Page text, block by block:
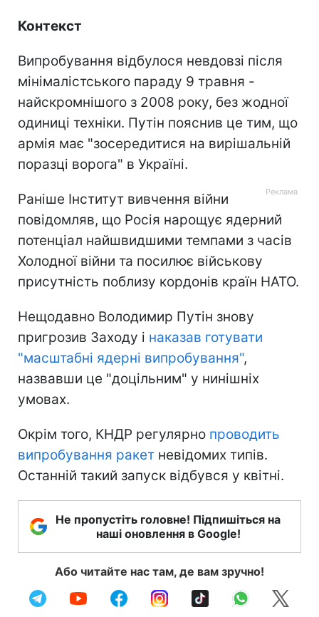
Контекст
Випробування відбулося невдовзі після
мінімалістського параду 9 травня -
найскромнішого з 2008 року, без жодної
одиниці техніки. Путін пояснив це тим, що
армія має "зосередитися на вирішальній
поразці ворога" в Україні.
Раніше Інститут вивчення війни
повідомляв, що Росія нарощує ядерний
потенціал найшвидшими темпами з часів
Холодної війни та посилює військову
присутність поблизу кордонів країн НАТО.
Нещодавно Володимир Путін знову
пригрозив Заходу і наказав готувати
"масштабні ядерні випробування",
назвавши це "доцільним" у нинішніх
умовах.
Окрім того, КНДР регулярно проводить
випробування ракет невідомих типів.
Останній такий запуск відбувся у квітні.
Не пропустіть головне! Підпишіться на
наші оновлення в Google!
Або читайте нас там, де вам зручно!